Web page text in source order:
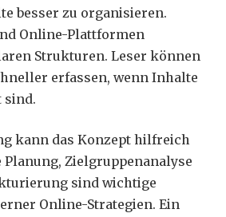
besser zu organisieren.
Online-Plattformen
Strukturen. Leser können
erfassen, wenn Inhalte
sind.
kann das Konzept hilfreich
Planung, Zielgruppenanalyse
sind wichtige
Online-Strategien. Ein